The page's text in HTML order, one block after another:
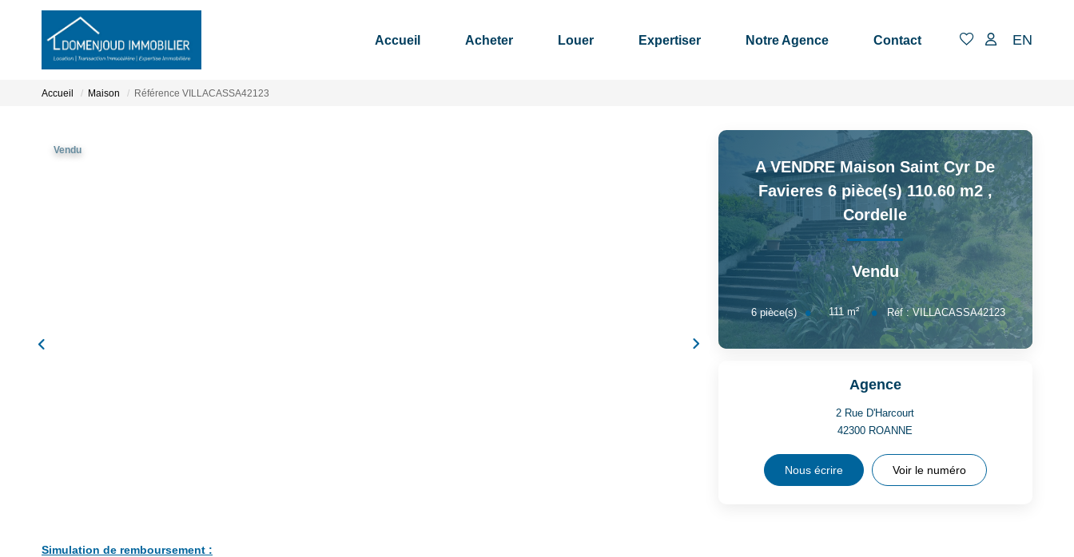
Accueil Acheter Louer Expertiser Notre Agence Contact EN
Accueil Maison Référence VILLACASSA42123
Vendu
Simulation de remboursement :
A VENDRE Maison Saint Cyr De
Favieres 6 pièce(s) 110.60 m2,
Cordelle
Vendu
6pièce(s) 111 m² Réf :VILLACASSA42123
Agence
2 Rue D'Harcourt
42300 ROANNE
Nous écrire Voir le numéro